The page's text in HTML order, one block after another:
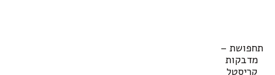
תחפושת –
מדבקות
קריסטל